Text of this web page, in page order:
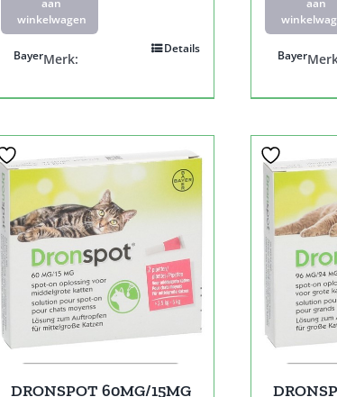
aan
winkelwagen
Details
Merk:
Bayer
aan
Bayer
DRONSPOT 60MG/15MG